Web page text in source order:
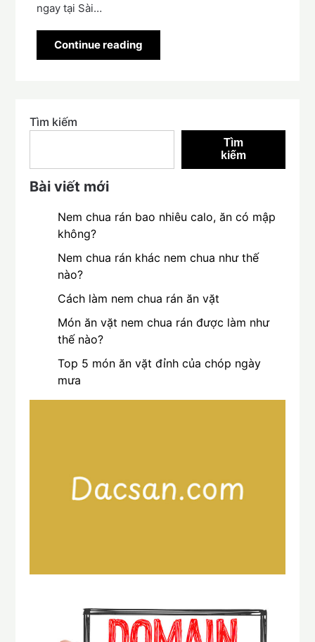
ngay tại Sài…
Continue reading
Tìm kiếm
Tìm
kiếm
Bài viết mới
Nem chua rán bao nhiêu calo, ăn có mập
không?
Nem chua rán khác nem chua như thế
nào?
Cách làm nem chua rán ăn vặt
Món ăn vặt nem chua rán được làm như
thế nào?
Top 5 món ăn vặt đỉnh của chóp ngày
mưa